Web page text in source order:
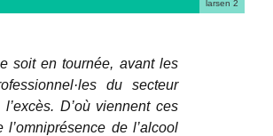
larsen 2
soit en tournée, avant les
du secteur
D’où viennent ces
de l’alcool